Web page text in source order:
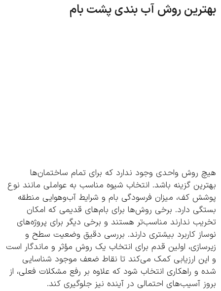
روش آب بندی پشت بام
روش واحدی وجود ندارد که برای تمام ساختمان‌ها
گزینه باشد. انتخاب شیوه مناسب به عواملی مانند نوع
کف، میزان فرسودگی بام و شرایط آب‌وهوایی منطقه
دارد. برخی روش‌ها برای بام‌های قدیمی که امکان
ندارند مناسب‌تر هستند و برخی دیگر برای پروژه‌های
کاربرد بیشتری دارند. بررسی دقیق وضعیت سطح و
اولین قدم برای انتخاب یک روش مؤثر و ماندگار است
ارزیابی کمک می‌کند تا نقاط ضعف موجود شناسایی
و راهکاری انتخاب شود که علاوه بر رفع مشکلات فعلی، از
آسیب‌های احتمالی در آینده نیز جلوگیری کند.